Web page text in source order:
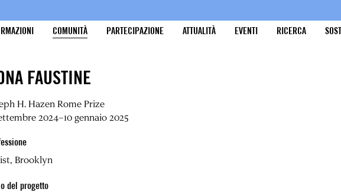
COMUNITÀ PARTECIPAZIONE ATTUALITÀ EVENTI RICERCA
FAUSTINE
H. Hazen Rome Prize
2024–10 gennaio 2025
Brooklyn
del progetto